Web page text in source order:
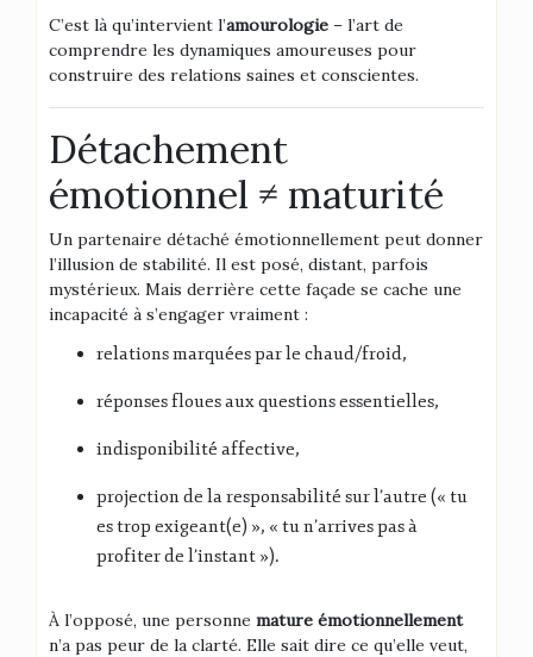
C’est là qu’intervient l’amourologie – l’art de
comprendre les dynamiques amoureuses pour
construire des relations saines et conscientes.
Détachement
émotionnel ≠ maturité
Un partenaire détaché émotionnellement peut donner
l’illusion de stabilité. Il est posé, distant, parfois
mystérieux. Mais derrière cette façade se cache une
incapacité à s’engager vraiment :
relations marquées par le chaud/froid,
réponses floues aux questions essentielles,
indisponibilité affective,
projection de la responsabilité sur l’autre (« tu
es trop exigeant(e) », « tu n’arrives pas à
profiter de l’instant »).
À l’opposé, une personne mature émotionnellement
n’a pas peur de la clarté. Elle sait dire ce qu’elle veut,